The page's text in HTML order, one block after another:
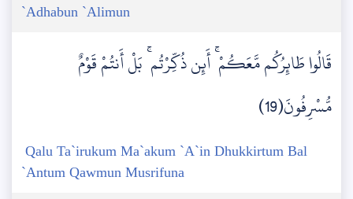
`Adhabun `Alimun
قَالُوا طَائِرُكُم مَّعَكُمْ ۚ أَئِن ذُكِّرْتُم ۚ بَلْ أَنتُمْ قَوْمٌ
مُّسْرِفُونَ(19)
Qalu Ta`irukum Ma`akum `A`in Dhukkirtum Bal
`Antum Qawmun Musrifuna